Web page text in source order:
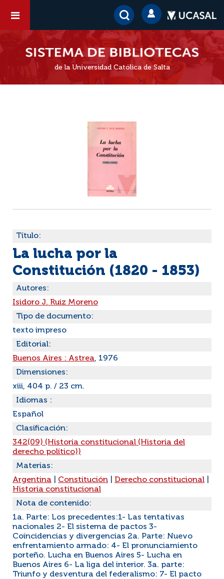
de la Universidad Católica de Salta
Título:
La lucha por la
Constitución (1820 - 1853)
Autores:
Isidoro J. Ruiz Moreno
Tipo de documento:
texto impreso
Editorial:
Buenos Aires : Astrea, 1976
Dimensiones:
xiii, 404 p. / 23 cm.
Idiomas :
Español
Clasificación:
342(09) (Historia constitucional (Historia del
derecho político))
Materias:
Argentina
Constitución Derecho constitucional
Historia constitucional
Nota de contenido:
1a. Parte: Los precedentes:1- Las tentativas
nacionales 2- El sistema de pactos 3-
Coincidencias y divergencias 2a. Parte: Nuevo
enfrentamiento armado: 4- El pronunciamiento
porteño. Lucha en Buenos Aires 5- Lucha en
Buenos Aires 6- La liga del interior. 3a. parte:
Triunfo y desventura del federalismo: 7- El pacto